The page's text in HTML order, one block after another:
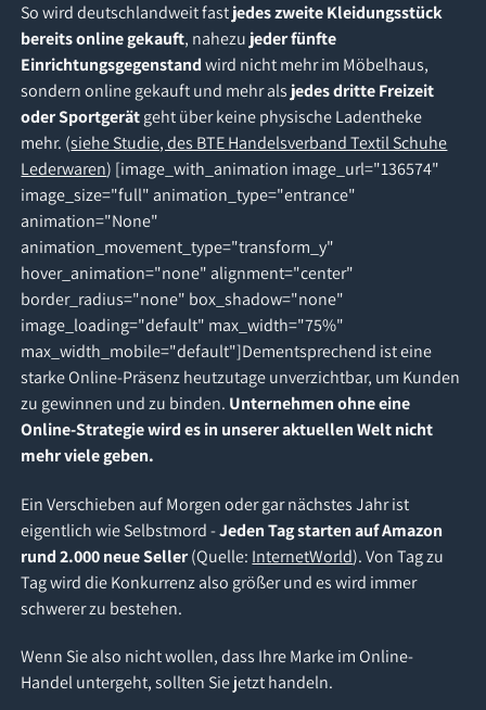
So wird deutschlandweit fastjedes zweite Kleidungsstück
bereits online gekauft, nahezu jeder fünfte
Einrichtungsgegenstandwird nicht mehr im Möbelhaus,
sondern online gekauft und mehr als jedes dritte Freizeit
oder Sportgerätgeht über keine physische Ladentheke
mehr. (siehe Studie, des BTE Handelsverband Textil Schuhe
Lederwaren) [image_with_animation image_url="136574"
image_size="full" animation_type="entrance"
animation="None"
animation_movement_type="transform_y"
hover_animation="none" alignment="center"
border_radius="none" box_shadow="none"
image_loading="default" max_width="75%"
max_width_mobile="default"]Dementsprechend ist eine
starke Online-Präsenz heutzutage unverzichtbar, um Kunden
zu gewinnen und zu binden. Unternehmen ohne eine
Online-Strategie wird es in unserer aktuellen Welt nicht
mehr viele geben.
Ein Verschieben auf Morgen oder gar nächstes Jahr ist
eigentlich wie Selbstmord -Jeden Tag starten auf Amazon
rund 2.000 neue Seller(Quelle: InternetWorld). Von Tag zu
Tag wird die Konkurrenz also größer und es wird immer
schwerer zu bestehen.
Wenn Sie also nicht wollen, dass Ihre Marke im Online-
Handel untergeht, sollten Sie jetzt handeln.